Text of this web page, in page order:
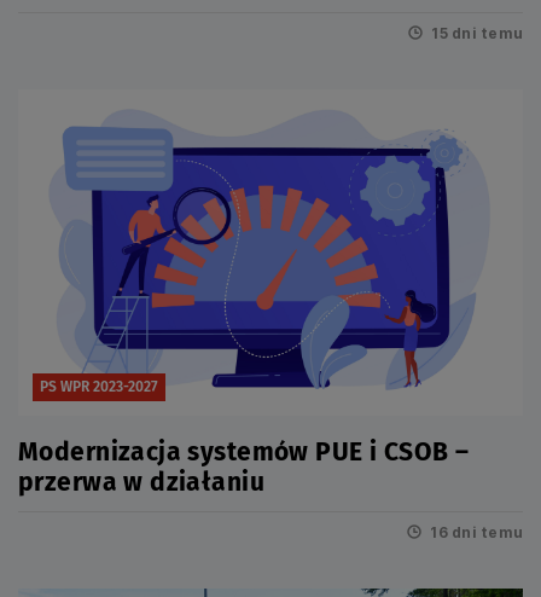
15 dni temu
PS WPR 2023-2027
Modernizacja systemów PUE i CSOB –
przerwa w działaniu
16 dni temu